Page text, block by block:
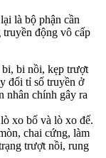
là bộ phận cần
động vô cấp
bi, bi nồi, kẹp trượt
đổi tỉ số truyền ở
nhân chính gây ra
xo bố và lò xo đế.
chai cứng, làm
trượt nồi, rung